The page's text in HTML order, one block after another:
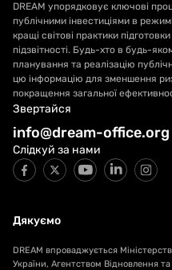
DREAM упорядковує ключові
публічними інвестиціями в
кращі світові практики
підзвітності. Будь-хто в будь-
планування та реалізацію
цю інформацію для зменшення
покращення загальної
Звертайся
info@dream-office.org
Слідкуй за нами
Дякуємо
DREAM впроваджується
України, Агентством Відновлення